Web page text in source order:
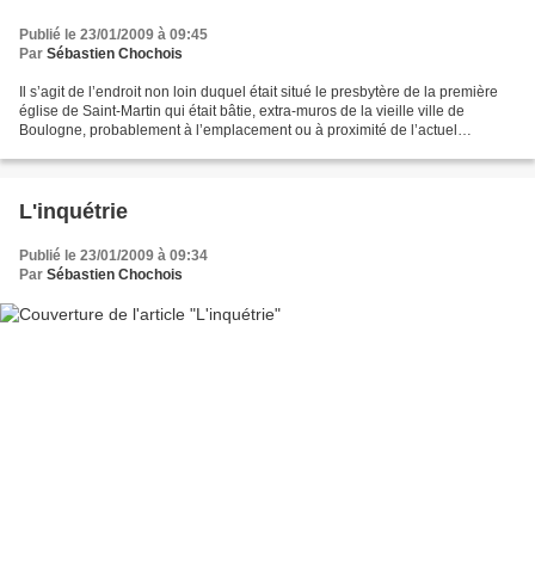
Publié le 23/01/2009 à 09:45
Par Sébastien Chochois
Il s’agit de l’endroit non loin duquel était situé le presbytère de la première
église de Saint-Martin qui était bâtie, extra-muros de la vieille ville de
Boulogne, probablement à l’emplacement ou à proximité de l’actuel
L'inquétrie
Publié le 23/01/2009 à 09:34
Par Sébastien Chochois